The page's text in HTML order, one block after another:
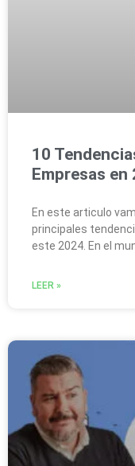
10
Empresas en
En este articulo
principales
este 2024. En el
LEER »